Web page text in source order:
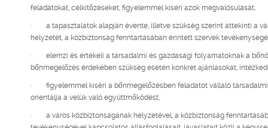
feladatokat, célkitőzéseket, figyelemmel kíséri azok megvalósulását,
· a tapasztalatok alapján évente, illetve szükség szerint áttekinti a
helyzetét, a közbiztonság fenntartásában érintett szervek
· elemzi és értékeli a társadalmi és gazdasági folyamatoknak a
bőnmegelőzés érdekében szükség esetén konkrét ajánlásokat,
· figyelemmel kíséri a bőnmegelőzésben feladatot vállaló társadalmi
orientálja a velük való együttmőködést,
· a város közbiztonságának helyzetével, a közbiztonság